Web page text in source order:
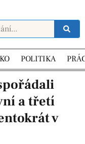
POLITIKA
a třetí
v